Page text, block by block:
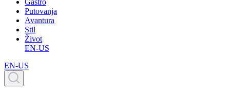
Gastro
Putovanja
Avantura
Stil
Život
EN-US
EN-US